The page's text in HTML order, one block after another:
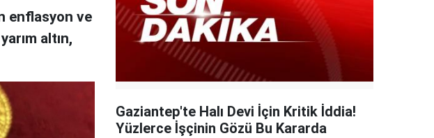
enflasyon ve
altın,
Gaziantep'te Halı Devi İçin Kritik İddia!
Yüzlerce İşçinin Gözü Bu Kararda